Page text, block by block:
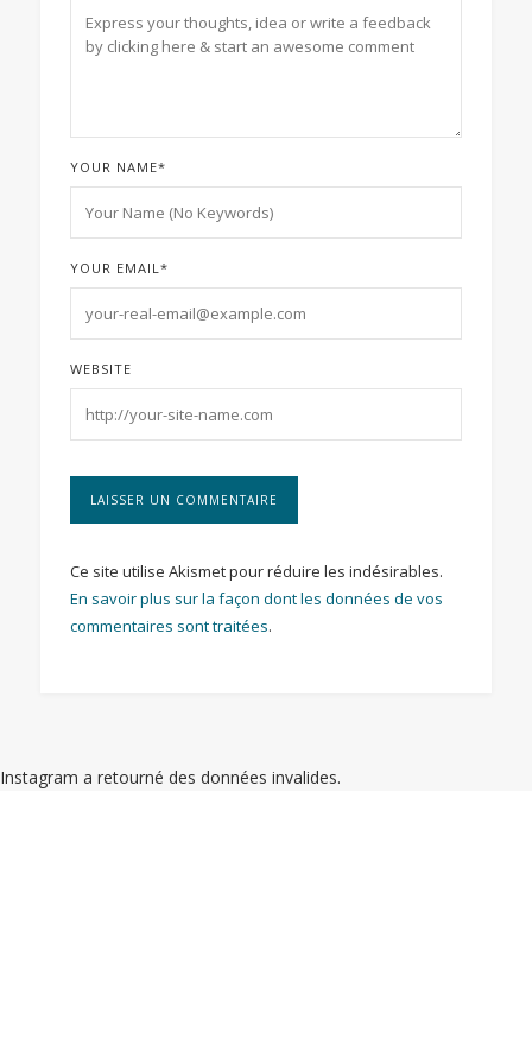
YOUR NAME*
YOUR EMAIL *
WEBSITE
Ce site utilise Akismet pour réduire les indésirables.
En savoir plus sur la façon dont les données de vos
commentaires sont traitées.
Instagram a retourné des données invalides.